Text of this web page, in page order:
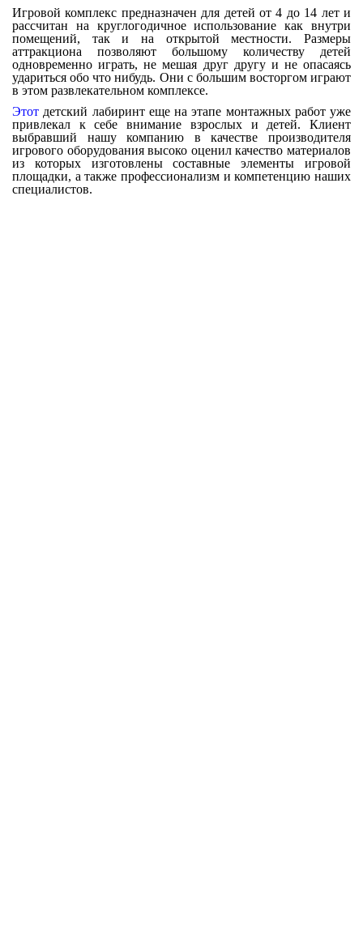
Игровой комплекс предназначен для детей от 4 до 14 лет и
рассчитан на круглогодичное использование как внутри
помещений, так и на открытой местности. Размеры
аттракциона позволяют большому количеству детей
одновременно играть, не мешая друг другу и не опасаясь
удариться обо что нибудь. Они с большим восторгом играют
в этом развлекательном комплексе.
Этот детский лабиринт еще на этапе монтажных работ уже
привлекал к себе внимание взрослых и детей. Клиент
выбравший нашу компанию в качестве производителя
игрового оборудования высоко оценил качество материалов
из которых изготовлены составные элементы игровой
площадки, а также профессионализм и компетенцию наших
специалистов.